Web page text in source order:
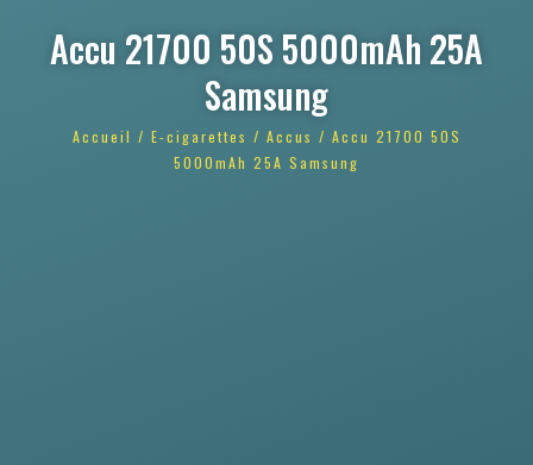
Accu 21700 50S 5000mAh 25A
Samsung
Accueil / E-cigarettes / Accus / Accu 21700 50S
5000mAh 25A Samsung